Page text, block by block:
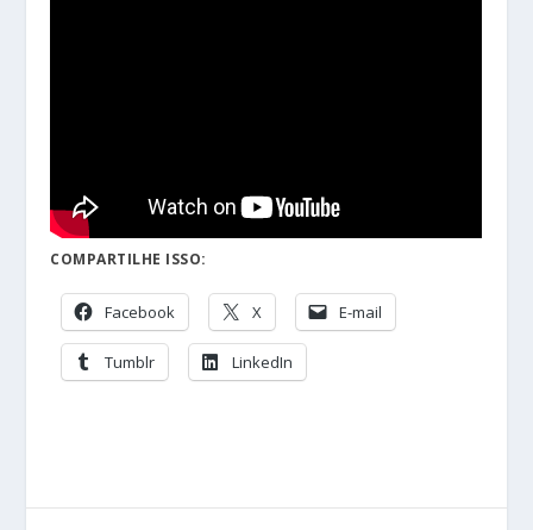
COMPARTILHE ISSO:
Facebook X E-mail
Tumblr LinkedIn